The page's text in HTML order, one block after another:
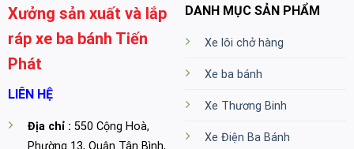
Xưởng sản xuất và lắp
ráp xe ba bánh Tiến
Phát
LIÊN HỆ
Địa chỉ : 550 Cộng Hoà,
DANH MỤC SẢN PHẨM
Xe lôi chở hàng
Xe ba bánh
Xe Thương Binh
Xe Điện Ba Bánh